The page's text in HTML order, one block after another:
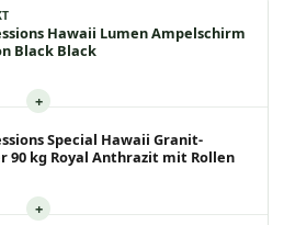
Hawaii Lumen Ampelschirm
Black Black
+
Special Hawaii Granit-
90 kg Royal Anthrazit mit Rollen
+